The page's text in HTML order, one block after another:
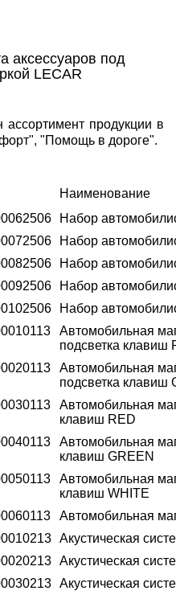
аксессуаров под
LECAR
продукции в
"Помощь в дороге".
Наименование
Набор
Набор
Набор
Набор
Набор
Автомобильная
подсветка клавиш
Автомобильная
подсветка клавиш
Автомобильная
клавиш RED
Автомобильная
клавиш GREEN
Автомобильная
клавиш WHITE
Автомобильная
Акустическая
Акустическая
Акустическая